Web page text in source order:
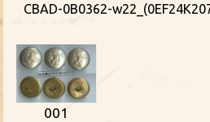
CBAD-0B0362-
001